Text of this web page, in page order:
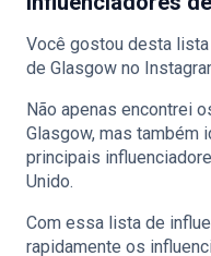
Você gostou desta
de Glasgow no
Não apenas encontrei
Glasgow, mas também
principais
Unido.
Com essa lista de
rapidamente os